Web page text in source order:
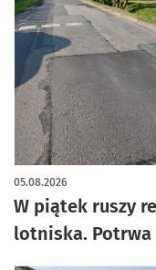
W piątek ruszy
lotniska. Potrwa
05.08.2026